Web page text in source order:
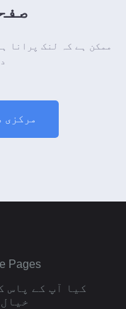
ممکن ہے کہ لنک پرانا
مرکزی
Pages
کیا آپ کے پاس